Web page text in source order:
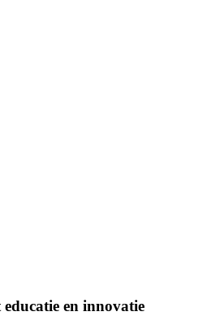
educatie en innovatie